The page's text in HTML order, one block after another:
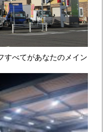
すべてがあなたのメイン